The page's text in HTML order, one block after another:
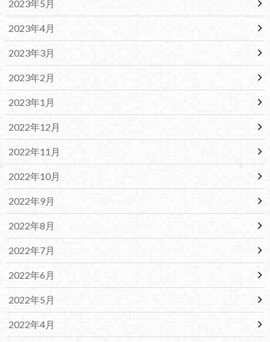
2023年5月
2023年4月
2023年3月
2023年2月
2023年1月
2022年12月
2022年11月
2022年10月
2022年9月
2022年8月
2022年7月
2022年6月
2022年5月
2022年4月